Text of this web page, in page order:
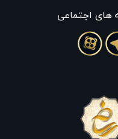
های اجتماعی